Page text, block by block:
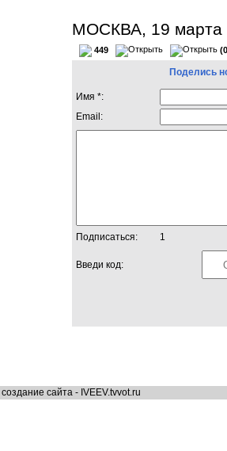
МОСКВА, 19
449
Поделись
Имя *:
Email:
Подписаться: 1
Введи код:
сайта - IVEEV.tvvot.ru